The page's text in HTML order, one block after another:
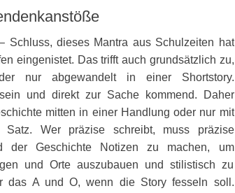
Schluss, dieses Mantra aus Schulzeiten hat
eingenistet. Das trifft auch grundsätzlich zu,
nur abgewandelt in einer Shortstory.
und direkt zur Sache kommend. Daher
mitten in einer Handlung oder nur mit
Satz. Wer präzise schreibt, muss präzise
der Geschichte Notizen zu machen, um
und Orte auszubauen und stilistisch zu
das A und O, wenn die Story fesseln soll.